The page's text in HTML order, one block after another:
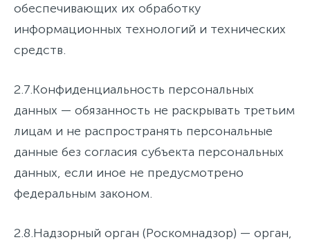
обеспечивающих их обработку
информационных технологий и технических
средств.
2.7.Конфиденциальность персональных
данных — обязанность не раскрывать третьим
лицам и не распространять персональные
данные без согласия субъекта персональных
данных, если иное не предусмотрено
федеральным законом.
2.8.Надзорный орган (Роскомнадзор) — орган,